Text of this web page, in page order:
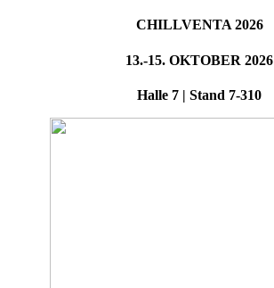
CHILLVENTA 2026
13.-15. OKTOBER 2026
Halle 7 | Stand 7-310